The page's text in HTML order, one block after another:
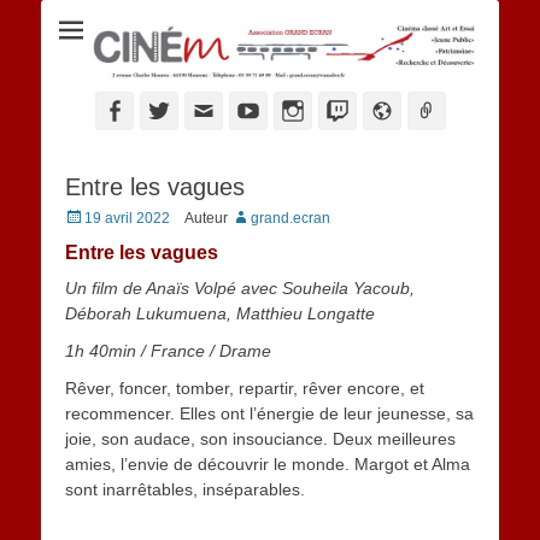
Ciné M
Facebook
TwitterAdresseYouTubeInstagram
TwitchWebsite
Entre les vagues
Posted
19 avril 2022 Auteur grand.ecran
Entre les vagues
Un film de Anaïs Volpé avec Souheila Yacoub,
Déborah Lukumuena, Matthieu Longatte
1h 40min/ France/ Drame
Rêver, foncer, tomber, repartir, rêver encore, et
recommencer. Elles ont l’énergie de leur jeunesse, sa
joie, son audace, son insouciance. Deux meilleures
amies, l’envie de découvrir le monde. Margot et Alma
sont inarrêtables, inséparables.